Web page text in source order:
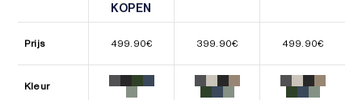
KOPEN
KOPEN
Prijs 499.90€ 399.90€ 499.90€
Kleur